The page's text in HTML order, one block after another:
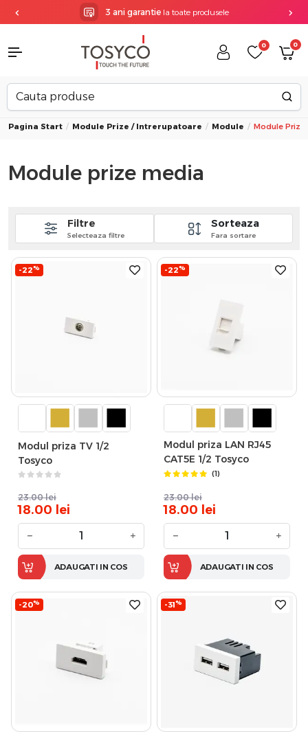
3 ani garantiela toate produsele
0 0
Pagina Start Module Prize / Intrerupatoare Module Module Prize
Module prize media
Sorteaza
Fara sortare
Filtre
Selecteaza filtre
-22%
Modul priza TV 1/2
Tosyco
23.00 lei
18.00 lei
− +
ADAUGATI IN COS
-22%
Modul priza LAN RJ45
CAT5E 1/2 Tosyco
(1)
23.00 lei
18.00 lei
− +
ADAUGATI IN COS
-20% -31%